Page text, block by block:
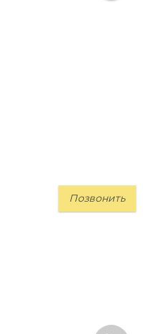
Позвонить